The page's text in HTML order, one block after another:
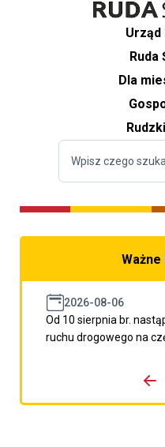
Urząd
Ruda
Dla
2026-08-06
Od 10 sierpnia br.
ruchu drogowego na
porzpedniego komunikatu